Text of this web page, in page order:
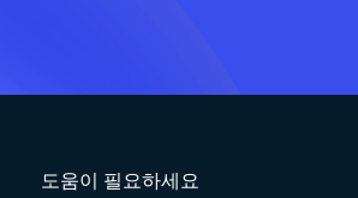
도움이 필요하세요